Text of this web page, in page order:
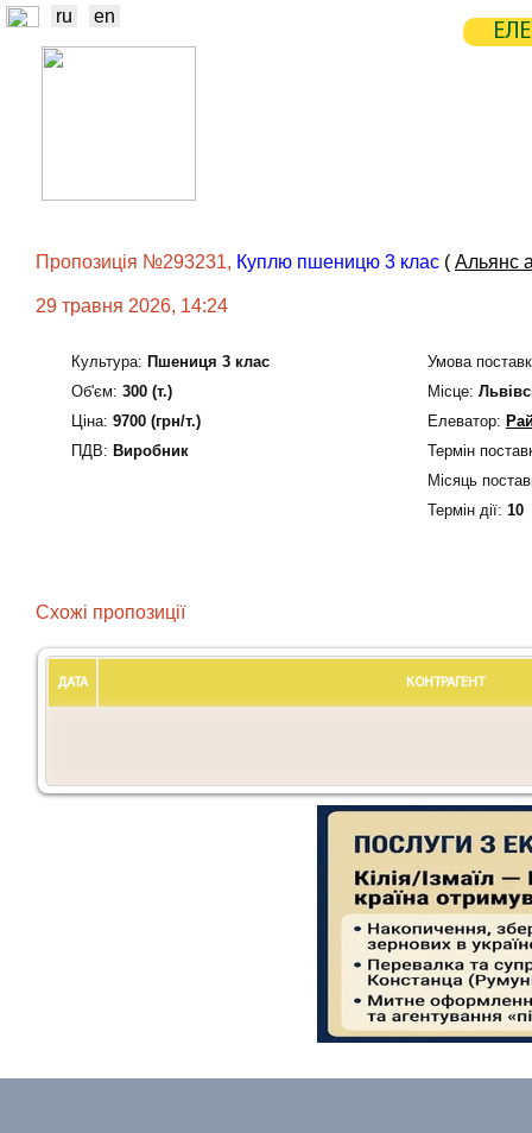
ru en
Пропозиція №293231, Куплю пшеницю 3 клас ( Альянс
29 травня 2026, 14:24
Культура: Пшениця 3 клас
Об'єм: 300 (т.)
Ціна: 9700 (грн/т.)
ПДВ: Виробник
Умова
Мiсце:
Елеватор:
Термін
Місяць
Термін дiї: 10
Схожі пропозиції
ДАТА КОНТРАГЕНТ